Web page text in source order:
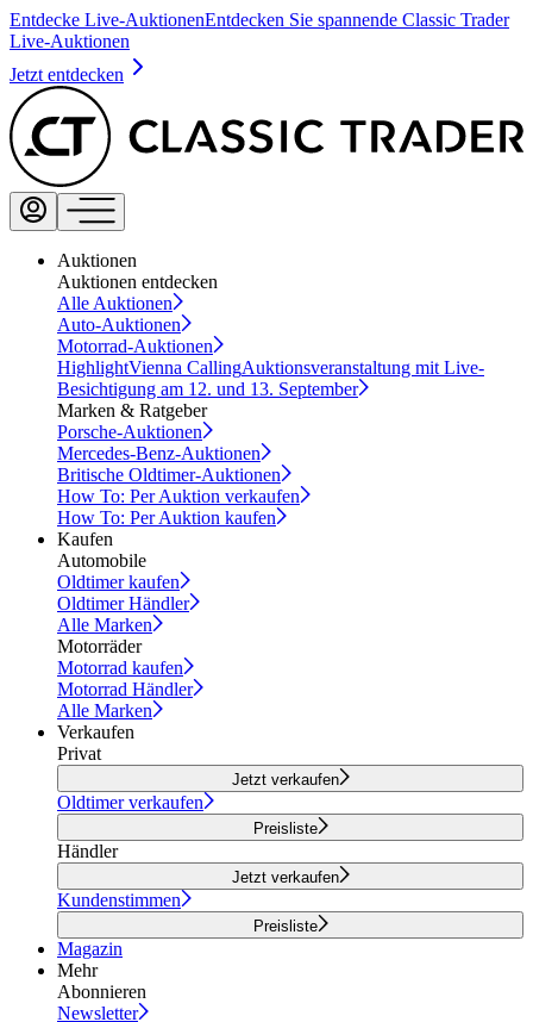
Entdecke Live-AuktionenEntdecken Sie spannende Classic Trader
Live-Auktionen
Jetzt entdecken
Auktionen
Auktionen entdecken
Alle Auktionen
Auto-Auktionen
Motorrad-Auktionen
HighlightVienna CallingAuktionsveranstaltung mit Live-
Besichtigung am 12. und 13. September
Marken & Ratgeber
Porsche-Auktionen
Mercedes-Benz-Auktionen
Britische Oldtimer-Auktionen
How To: Per Auktion verkaufen
How To: Per Auktion kaufen
Kaufen
Automobile
Oldtimer kaufen
Oldtimer Händler
Alle Marken
Motorräder
Motorrad kaufen
Motorrad Händler
Alle Marken
Verkaufen
Privat
Jetzt verkaufen
Oldtimer verkaufen
Preisliste
Händler
Jetzt verkaufen
Kundenstimmen
Preisliste
Magazin
Mehr
Abonnieren
Newsletter